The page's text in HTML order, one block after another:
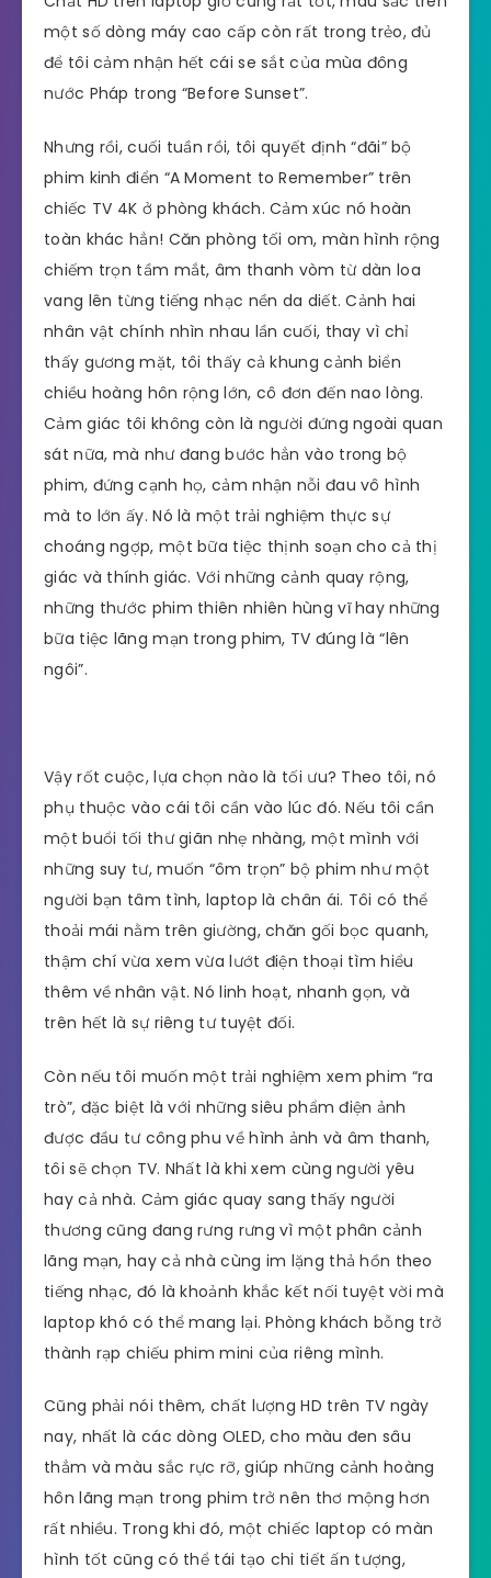
một số dòng máy cao cấp còn rất trong trẻo, đủ
để tôi cảm nhận hết cái se sắt của mùa đông
nước Pháp trong “Before Sunset”.
Nhưng rồi, cuối tuần rồi, tôi quyết định “đãi” bộ
phim kinh điển “A Moment to Remember” trên
chiếc TV 4K ở phòng khách. Cảm xúc nó hoàn
toàn khác hẳn! Căn phòng tối om, màn hình rộng
chiếm trọn tầm mắt, âm thanh vòm từ dàn loa
vang lên từng tiếng nhạc nền da diết. Cảnh hai
nhân vật chính nhìn nhau lần cuối, thay vì chỉ
thấy gương mặt, tôi thấy cả khung cảnh biển
chiều hoàng hôn rộng lớn, cô đơn đến nao lòng.
Cảm giác tôi không còn là người đứng ngoài quan
sát nữa, mà như đang bước hẳn vào trong bộ
phim, đứng cạnh họ, cảm nhận nỗi đau vô hình
mà to lớn ấy. Nó là một trải nghiệm thực sự
choáng ngợp, một bữa tiệc thịnh soạn cho cả thị
giác và thính giác. Với những cảnh quay rộng,
những thước phim thiên nhiên hùng vĩ hay những
bữa tiệc lãng mạn trong phim, TV đúng là “lên
ngôi”.
Vậy rốt cuộc, lựa chọn nào là tối ưu? Theo tôi, nó
phụ thuộc vào cái tôi cần vào lúc đó. Nếu tôi cần
một buổi tối thư giãn nhẹ nhàng, một mình với
những suy tư, muốn “ôm trọn” bộ phim như một
người bạn tâm tình, laptop là chân ái. Tôi có thể
thoải mái nằm trên giường, chăn gối bọc quanh,
thậm chí vừa xem vừa lướt điện thoại tìm hiểu
thêm về nhân vật. Nó linh hoạt, nhanh gọn, và
trên hết là sự riêng tư tuyệt đối.
Còn nếu tôi muốn một trải nghiệm xem phim “ra
trò”, đặc biệt là với những siêu phẩm điện ảnh
được đầu tư công phu về hình ảnh và âm thanh,
tôi sẽ chọn TV. Nhất là khi xem cùng người yêu
hay cả nhà. Cảm giác quay sang thấy người
thương cũng đang rưng rưng vì một phân cảnh
lãng mạn, hay cả nhà cùng im lặng thả hồn theo
tiếng nhạc, đó là khoảnh khắc kết nối tuyệt vời mà
laptop khó có thể mang lại. Phòng khách bỗng trở
thành rạp chiếu phim mini của riêng mình.
Cũng phải nói thêm, chất lượng HD trên TV ngày
nay, nhất là các dòng OLED, cho màu đen sâu
thẳm và màu sắc rực rỡ, giúp những cảnh hoàng
hôn lãng mạn trong phim trở nên thơ mộng hơn
rất nhiều. Trong khi đó, một chiếc laptop có màn
hình tốt cũng có thể tái tạo chi tiết ấn tượng,